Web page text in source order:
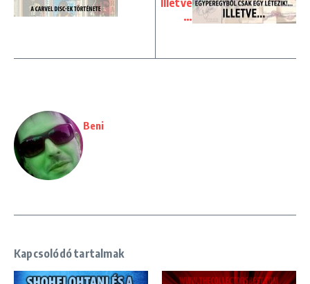
…
Beni
Kapcsolódó tartalmak